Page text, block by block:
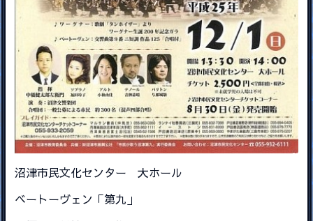
沼津市民文化センター 大ホール
ベートーヴェン「第九」